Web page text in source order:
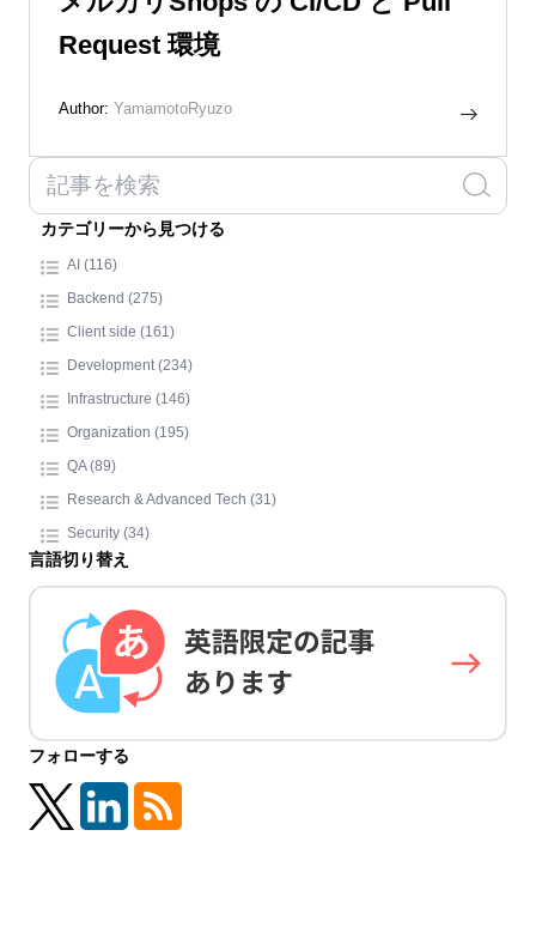
Request 環境
Author: YamamotoRyuzo
カテゴリーから見つける
AI (116)
Backend (275)
Client side (161)
Development (234)
Infrastructure (146)
Organization (195)
QA (89)
Research & Advanced Tech (31)
Security (34)
言語切り替え
フォローする